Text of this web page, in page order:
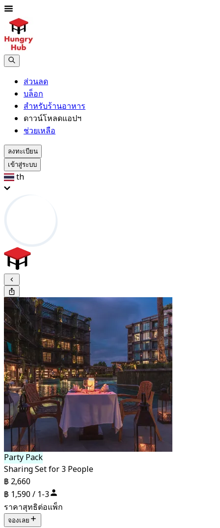
ส่วนลด
บล็อก
สำหรับร้านอาหาร
ดาวน์โหลดแอปฯ
ช่วยเหลือ
ลงทะเบียน
เข้าสู่ระบบ
th
Party Pack
Sharing Set for 3 People
฿ 2,660
฿ 1,590 / 1-3
ราคาสุทธิต่อแพ็ก
จองเลย